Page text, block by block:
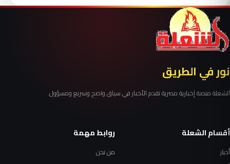
نور في الطريق
الشعلة منصة إخبارية مصرية تقدم الأخبار في سياق واضح وسريع ومسؤول.
أقسام الشعلة
أخبار
روابط مهمة
من نحن